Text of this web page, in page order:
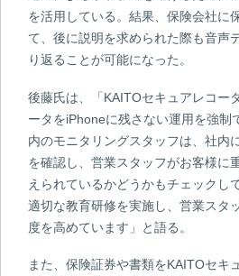
を活用している。結果、保険会社に
て、後に説明を求められた際も音声
り返ることが可能になった。
後藤氏は、「KAITOセキュアレコー
ータをiPhoneに残さない運用を強制
内のモニタリングスタッフは、社内
を確認し、営業スタッフがお客様に
えられているかどうかもチェックし
適切な教育研修を実施し、営業スタ
度を高めています」と語る。
また、保険証券や書類をKAITOセキ